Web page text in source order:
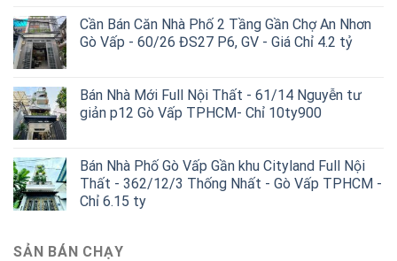
Cần Bán Căn Nhà Phố 2 Tầng Gần Chợ An Nhơn
Gò Vấp - 60/26 ĐS27 P6, GV - Giá Chỉ 4.2 tỷ
Bán Nhà Mới Full Nội Thất - 61/14 Nguyễn tư
giản p12 Gò Vấp TPHCM- Chỉ 10ty900
Bán Nhà Phố Gò Vấp Gần khu Cityland Full Nội
Thất - 362/12/3 Thống Nhất - Gò Vấp TPHCM -
Chỉ 6.15 ty
SẢN BÁN CHẠY